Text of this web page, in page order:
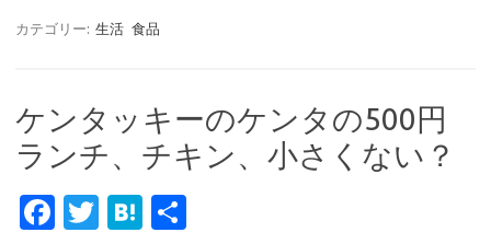
カテゴリー: 生活 食品
ケンタッキーのケンタの500円
ランチ、チキン、小さくない？
Fa
T
H